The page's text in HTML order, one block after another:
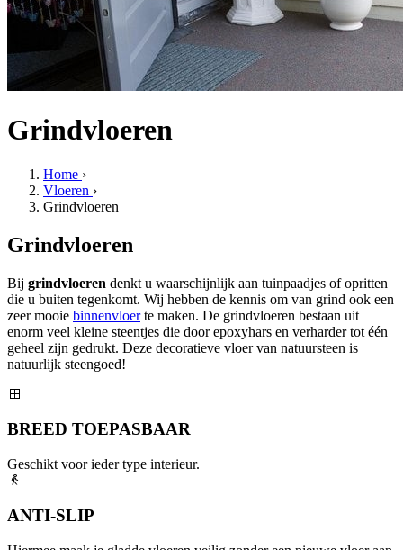
Grindvloeren
Home ›
Vloeren ›
Grindvloeren
Grindvloeren
Bij grindvloeren denkt u waarschijnlijk aan tuinpaadjes of opritten
die u buiten tegenkomt. Wij hebben de kennis om van grind ook een
zeer mooie binnenvloerte maken. De grindvloeren bestaan uit
enorm veel kleine steentjes die door epoxyhars en verharder tot één
geheel zijn gedrukt. Deze decoratieve vloer van natuursteen is
natuurlijk steengoed!
BREED TOEPASBAAR
Geschikt voor ieder type interieur.
ANTI-SLIP